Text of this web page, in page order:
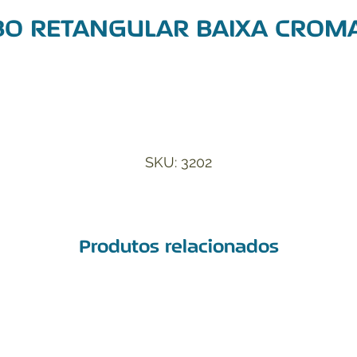
RETANGULAR BAIXA
SKU: 3202
Produtos relacionados